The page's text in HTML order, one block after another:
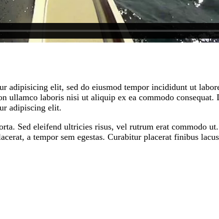
adipisicing elit, sed do eiusmod tempor incididunt ut
ullamco laboris nisi ut aliquip ex ea commodo
adipiscing elit.
Sed eleifend ultricies risus, vel rutrum erat commodo
a tempor sem egestas. Curabitur placerat finibus